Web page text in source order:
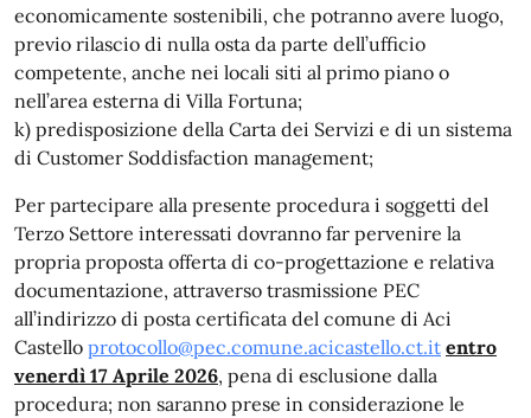
economicamente sostenibili, che potranno avere luogo,
previo rilascio di nulla osta da parte dell’ufficio
competente, anche nei locali siti al primo piano o
nell’area esterna di Villa Fortuna;
k) predisposizione della Carta dei Servizi e di un sistema
di Customer Soddisfaction management;
Per partecipare alla presente procedura i soggetti del
Terzo Settore interessati dovranno far pervenire la
propria proposta offerta di co-progettazione e relativa
documentazione, attraverso trasmissione PEC
all’indirizzo di posta certificata del comune di Aci
Castello protocollo@pec.comune.acicastello.ct.it entro
venerdì 17 Aprile 2026, pena di esclusione dalla
procedura; non saranno prese in considerazione le